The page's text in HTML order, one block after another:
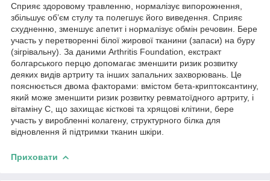
Сприяє здоровому травленню, нормалізує випорожнення,
збільшує об’єм стулу та полегшує його виведення. Сприяє
схудненню, зменшує апетит і нормалізує обмін речовин. Бере
участь у перетворенні білої жирової тканини (запаси) на буру
(зігрівальну). За даними Arthritis Foundation, екстракт
болгарського перцю допомагає зменшити ризик розвитку
деяких видів артриту та інших запальних захворювань. Це
пояснюється двома факторами: вмістом бета-криптоксантину,
який може зменшити ризик розвитку ревматоїдного артриту, і
вітаміну С, що захищає кісткові та хрящові клітини, бере
участь у виробленні колагену, структурного білка для
відновлення й підтримки тканин шкіри.
Приховати